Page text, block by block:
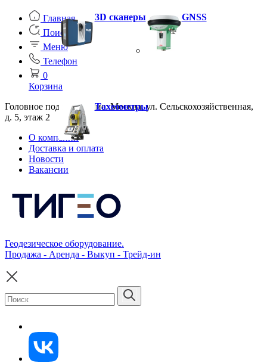
Главная
Поиск
Меню
Телефон
0
Корзина
Головное подразделение: Москва, ул. Сельскохозяйственная,
д. 5, этаж 2
О компании
Доставка и оплата
Новости
Вакансии
Геодезическое оборудование.
Продажа - Аренда - Выкуп - Трейд-ин
3D сканеры GNSS
Тахеометры